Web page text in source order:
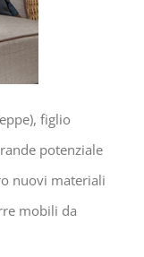
figlio
potenziale
nuovi materiali
mobili da